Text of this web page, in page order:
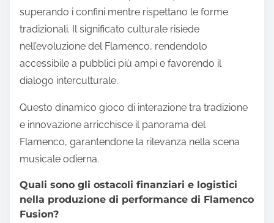
superando i confini mentre rispettano le forme
tradizionali. Il significato culturale risiede
nell’evoluzione del Flamenco, rendendolo
accessibile a pubblici più ampi e favorendo il
dialogo interculturale.
Questo dinamico gioco di interazione tra tradizione
e innovazione arricchisce il panorama del
Flamenco, garantendone la rilevanza nella scena
musicale odierna.
Quali sono gli ostacoli finanziari e logistici
nella produzione di performance di Flamenco
Fusion?